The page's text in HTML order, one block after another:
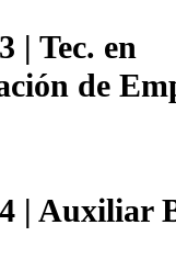
| Tec. en
de
| Auxiliar